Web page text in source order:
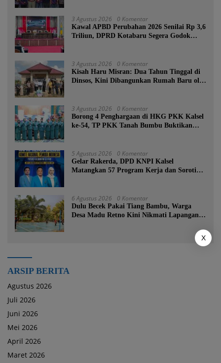
3 Agustus 2026 0 Komentar
Kawal APBD Perubahan 2026 Senilai Rp 3,6
Triliun, DPRD Kotabaru Segera Godok
3 Agustus 2026 0 Komentar
Kisah Haru Misran: Dua Tahun Tinggal di
Dinsos, Kini Dibangunkan Rumah Baru oleh
3 Agustus 2026 0 Komentar
Borong 4 Penghargaan di HKG PKK Kalsel
ke-54, TP PKK Tanah Bumbu Buktikan
5 Agustus 2026 0 Komentar
Gelar Rakerda, DPD KNPI Kalsel
Matangkan 57 Program Kerja dan Soroti
6 Agustus 2026 0 Komentar
Dulu Becek Pakai Tiang Bambu, Warga
Desa Madu Retno Kini Nikmati Lapangan
ARSIP BERITA
Agustus 2026
Juli 2026
Juni 2026
Mei 2026
April 2026
Maret 2026
X